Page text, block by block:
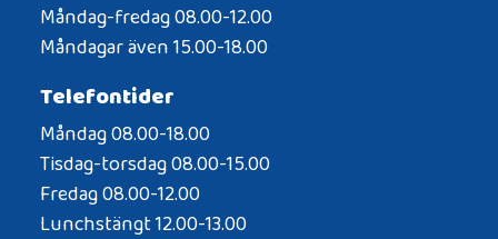
Måndag-fredag 08.00-12.00
Måndagar även 15.00-18.00
Telefontider
Måndag 08.00-18.00
Tisdag-torsdag 08.00-15.00
Fredag 08.00-12.00
Lunchstängt 12.00-13.00